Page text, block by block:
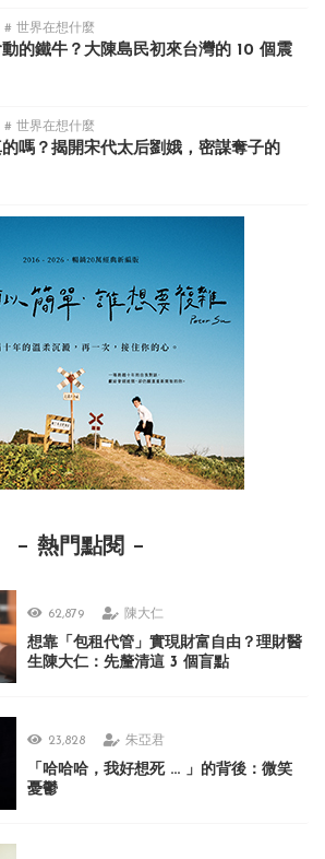
# 世界在想什麼
的鐵牛？大陳島民初來台灣的 10 個震
# 世界在想什麼
嗎？揭開宋代太后劉娥，密謀奪子的
熱門點閱
62,879 陳大仁
想靠「包租代管」實現財富自由？理財醫
生陳大仁：先釐清這 3 個盲點
23,828 朱亞君
「哈哈哈，我好想死 ... 」的背後：微笑
憂鬱